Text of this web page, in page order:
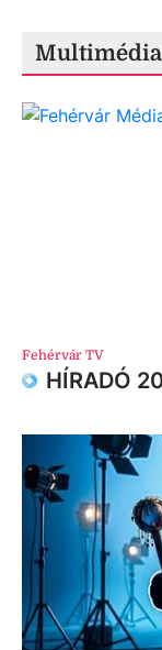
Multimédia
Fehérvár TV
HÍRADÓ